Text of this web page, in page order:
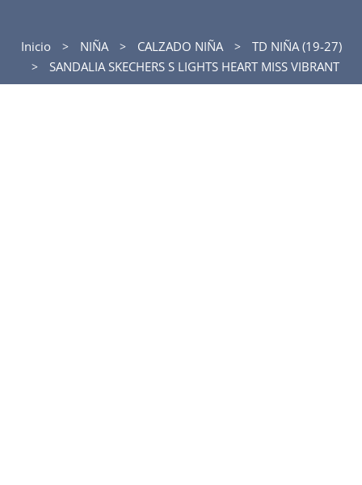
Inicio NIÑA CALZADO NIÑA
TD NIÑA (19-27)
SANDALIA SKECHERS S LIGHTS HEART MISS VIBRANT